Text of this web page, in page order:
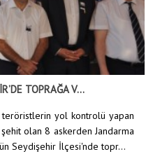
TOPRAĞA V...
teröristlerin yol kontrolü yapan
olan 8 askerden Jandarma
Seydişehir İlçesi'nde topr...